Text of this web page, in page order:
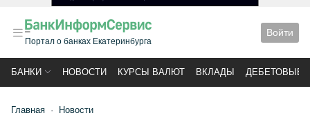
Портал о банках Екатеринбурга
Войти
БАНКИ НОВОСТИ КУРСЫ ВАЛЮТ ВКЛАДЫ ДЕБЕТОВЫЕ
Главная Новости